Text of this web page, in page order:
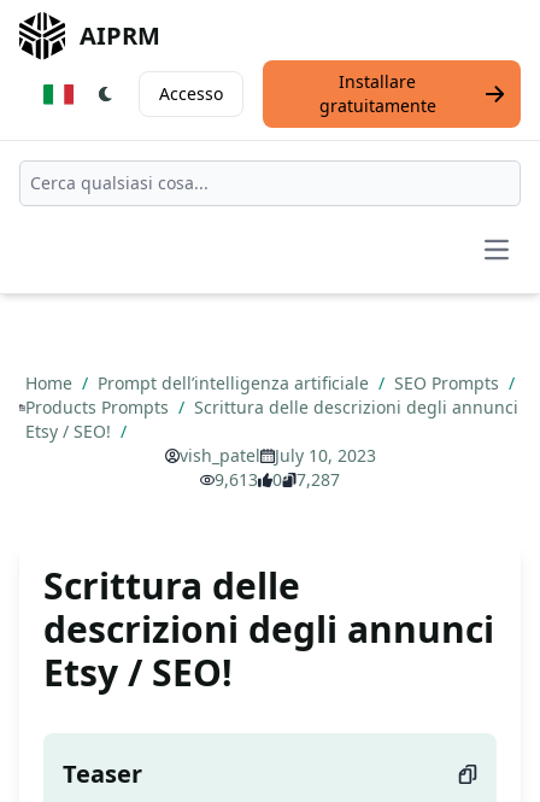
AIPRM
Accesso
Installare
gratuitamente
Home / Prompt dell’intelligenza artificiale / SEO Prompts /
Products Prompts / Scrittura delle descrizioni degli annunci
Etsy / SEO! /
vish_patel
July 10, 2023
9,613
0 7,287
Scrittura delle
descrizioni degli annunci
Etsy / SEO!
Teaser